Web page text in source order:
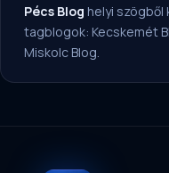
Pécs Blog helyi
tagblogok: Kecskemét
Miskolc Blog